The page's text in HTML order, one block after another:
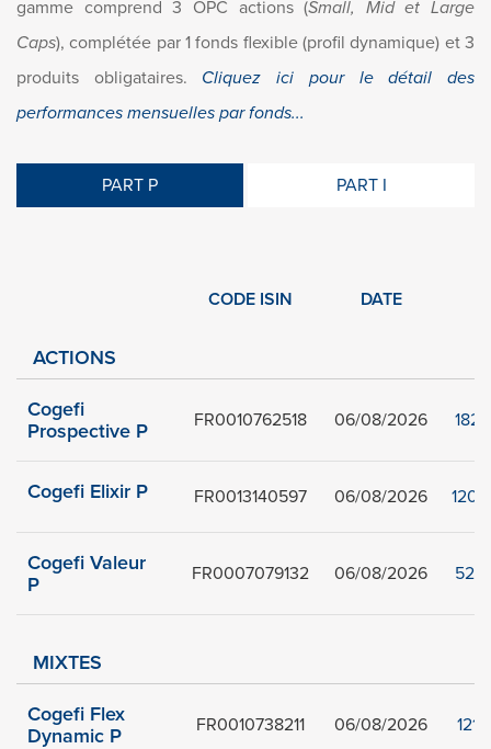
gamme comprend 3 OPC actions (Small, Mid et Large
Caps), complétée par 1 fonds flexible (profil dynamique) et 3
produits obligataires. Cliquez ici pour le détail des
performances mensuelles par fonds...
PART P PART I
CODE ISIN DATE
ACTIONS
Cogefi
Prospective P
FR0010762518 06/08/2026
Cogefi Elixir P FR0013140597 06/08/2026
Cogefi Valeur
P
FR0007079132 06/08/2026
MIXTES
Cogefi Flex
Dynamic P
FR0010738211 06/08/2026